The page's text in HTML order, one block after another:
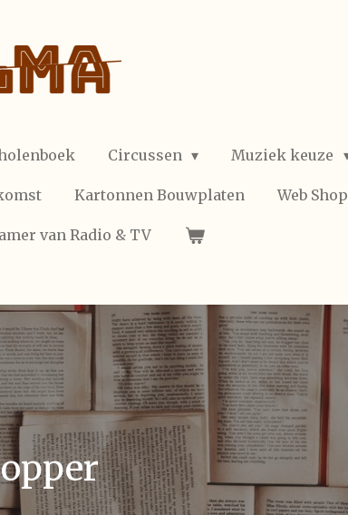
Circussen Muziek keuze
Kartonnen Bouwplaten Web Shop
van Radio & TV